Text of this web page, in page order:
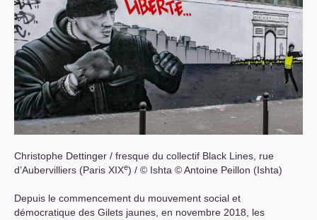
Christophe Dettinger / fresque du collectif Black Lines, rue
d’Aubervilliers (Paris XIXe) / © Ishta © Antoine Peillon (Ishta)
Depuis le commencement du mouvement social et
démocratique des Gilets jaunes, en novembre 2018, les